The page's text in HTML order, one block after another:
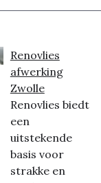
Renovlies
afwerking
Zwolle
Renovlies biedt
een
uitstekende
basis voor
strakke en